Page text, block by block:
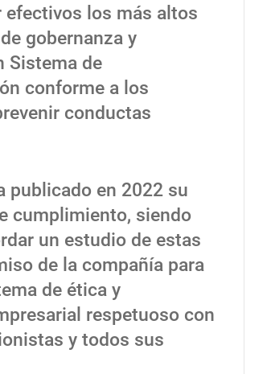
efectivos los más altos
gobernanza y
Sistema de
conforme a los
conductas
publicado en 2022 su
cumplimiento, siendo
un estudio de estas
de la compañía para
de ética y
respetuoso con
y todos sus